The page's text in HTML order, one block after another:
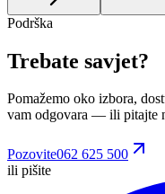
Podrška
Trebate savjet?
Pomažemo oko izbora,
vam odgovara — ili pitajte
Pozovite062 625 500
ili pišite